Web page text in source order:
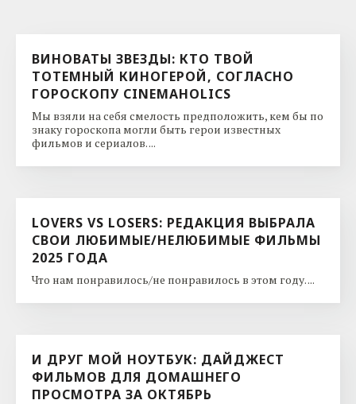
ВИНОВАТЫ ЗВЕЗДЫ: КТО ТВОЙ
ТОТЕМНЫЙ КИНОГЕРОЙ, СОГЛАСНО
ГОРОСКОПУ CINEMAHOLICS
Мы взяли на себя смелость предположить, кем бы по
знаку гороскопа могли быть герои известных
фильмов и сериалов. ...
LOVERS VS LOSERS: РЕДАКЦИЯ ВЫБРАЛА
СВОИ ЛЮБИМЫЕ/НЕЛЮБИМЫЕ ФИЛЬМЫ
2025 ГОДА
Что нам понравилось/не понравилось в этом году. ...
И ДРУГ МОЙ НОУТБУК: ДАЙДЖЕСТ
ФИЛЬМОВ ДЛЯ ДОМАШНЕГО
ПРОСМОТРА ЗА ОКТЯБРЬ